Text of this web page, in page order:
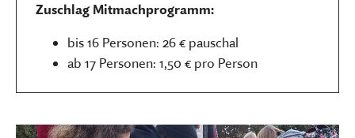
Zuschlag Mitmachprogramm:
bis 16 Personen: 26 € pauschal
ab 17 Personen: 1,50 € pro Person